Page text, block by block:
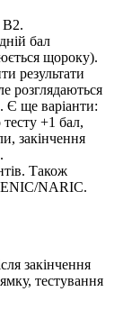
В2.
бал
щороку).
результати
розглядаються
Є ще варіанти:
+1 бал,
закінчення
Також
ENIC/NARIC.
закінчення
тестування